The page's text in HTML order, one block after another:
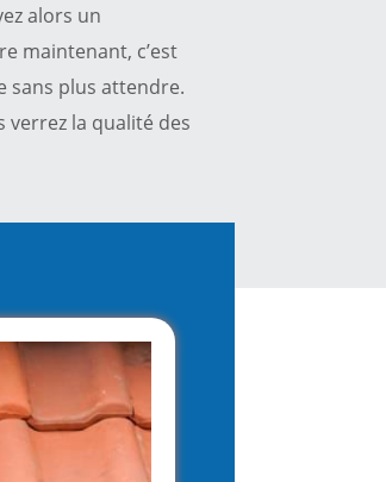
alors un
maintenant, c’est
sans plus attendre.
verrez la qualité des